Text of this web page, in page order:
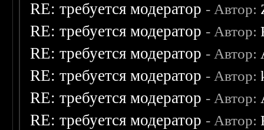
RE: требуется модератор - Автор:
RE: требуется модератор - Автор:
RE: требуется модератор - Автор:
RE: требуется модератор - Автор:
RE: требуется модератор - Автор:
RE: требуется модератор - Автор: